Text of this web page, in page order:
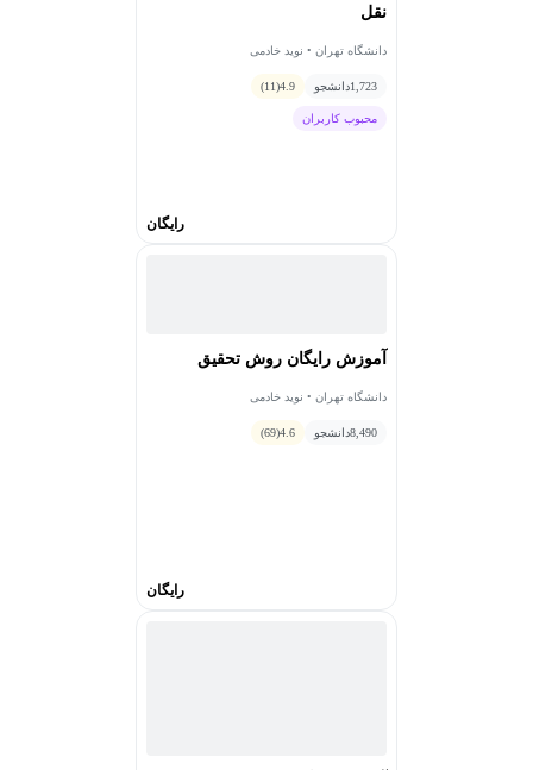
مؤسس و مدیر آزمایشگاه گرافیک رایانه‌ای در مهندسی
نقل
دانشگاه تهران • نوید خادمی
1,723دانشجو 4.9
(11)
محبوب کاربران
رایگان
آموزش رایگان روش تحقیق
دانشگاه تهران • نوید خادمی
8,490دانشجو 4.6
(69)
رایگان